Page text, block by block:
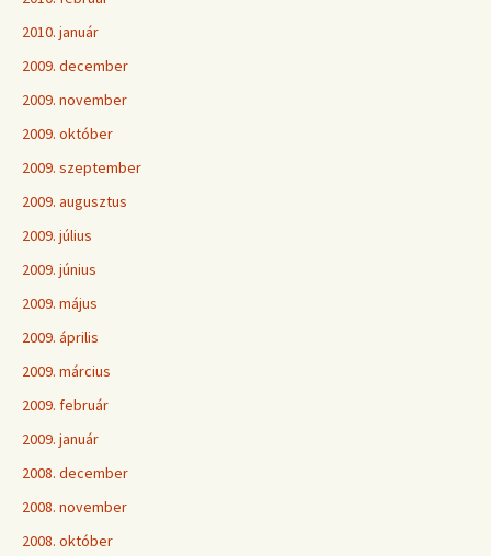
2010. január
2009. december
2009. november
2009. október
2009. szeptember
2009. augusztus
2009. július
2009. június
2009. május
2009. április
2009. március
2009. február
2009. január
2008. december
2008. november
2008. október